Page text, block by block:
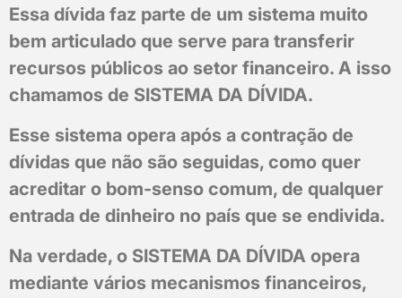
Essa dívida faz parte de um sistema muito
bem articulado que serve para transferir
recursos públicos ao setor financeiro. A isso
chamamos de SISTEMA DA DÍVIDA.
Esse sistema opera após a contração de
dívidas que não são seguidas, como quer
acreditar o bom-senso comum, de qualquer
entrada de dinheiro no país que se endivida.
Na verdade, o SISTEMA DA DÍVIDA opera
mediante vários mecanismos financeiros,